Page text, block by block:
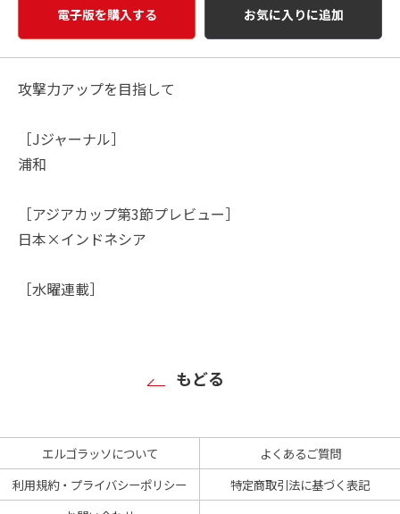
電子版を購入する お気に入りに追加
攻撃力アップを目指して
［Jジャーナル］
浦和
［アジアカップ第3節プレビュー］
日本×インドネシア
［水曜連載］
もどる
エルゴラッソについて
よくあるご質問
利用規約・プライバシーポリシー
特定商取引法に基づく表記